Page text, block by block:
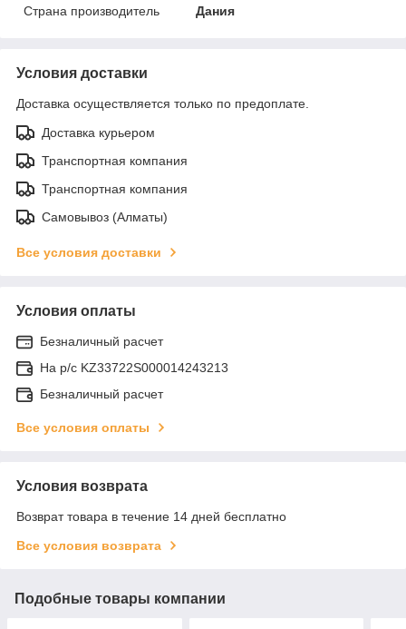
Страна производитель
Дания
Условия доставки
Доставка осуществляется только по предоплате.
Доставка курьером
Транспортная компания
Транспортная компания
Самовывоз (Алматы)
Все условия доставки
Условия оплаты
Безналичный расчет
На р/c KZ33722S000014243213
Безналичный расчет
Все условия оплаты
Условия возврата
Возврат товара в течение 14 дней бесплатно
Все условия возврата
Подобные товары компании